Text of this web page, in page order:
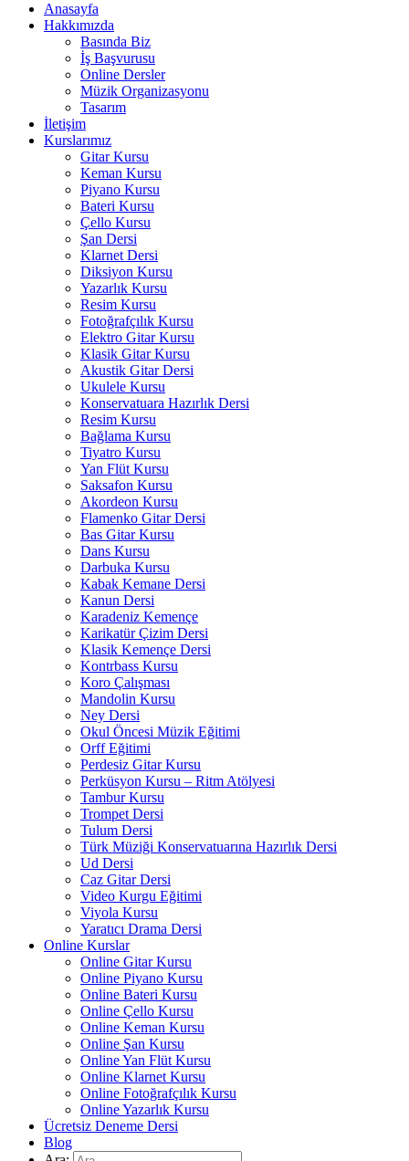
Anasayfa
Hakkımızda
Basında Biz
İş Başvurusu
Online Dersler
Müzik Organizasyonu
Tasarım
İletişim
Kurslarımız
Gitar Kursu
Keman Kursu
Piyano Kursu
Bateri Kursu
Çello Kursu
Şan Dersi
Klarnet Dersi
Diksiyon Kursu
Yazarlık Kursu
Resim Kursu
Fotoğrafçılık Kursu
Elektro Gitar Kursu
Klasik Gitar Kursu
Akustik Gitar Dersi
Ukulele Kursu
Konservatuara Hazırlık Dersi
Resim Kursu
Bağlama Kursu
Tiyatro Kursu
Yan Flüt Kursu
Saksafon Kursu
Akordeon Kursu
Flamenko Gitar Dersi
Bas Gitar Kursu
Dans Kursu
Darbuka Kursu
Kabak Kemane Dersi
Kanun Dersi
Karadeniz Kemençe
Karikatür Çizim Dersi
Klasik Kemençe Dersi
Kontrbass Kursu
Koro Çalışması
Mandolin Kursu
Ney Dersi
Okul Öncesi Müzik Eğitimi
Orff Eğitimi
Perdesiz Gitar Kursu
Perküsyon Kursu – Ritm Atölyesi
Tambur Kursu
Trompet Dersi
Tulum Dersi
Türk Müziği Konservatuarına Hazırlık Dersi
Ud Dersi
Caz Gitar Dersi
Video Kurgu Eğitimi
Viyola Kursu
Yaratıcı Drama Dersi
Online Kurslar
Online Gitar Kursu
Online Piyano Kursu
Online Bateri Kursu
Online Çello Kursu
Online Keman Kursu
Online Şan Kursu
Online Yan Flüt Kursu
Online Klarnet Kursu
Online Fotoğrafçılık Kursu
Online Yazarlık Kursu
Ücretsiz Deneme Dersi
Blog